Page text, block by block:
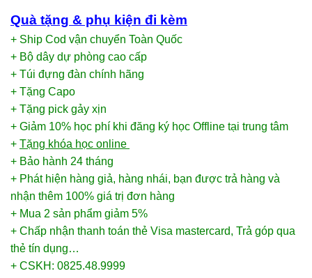
Quà tặng & phụ kiện đi kèm
+ Ship Cod vận chuyển Toàn Quốc
+ Bộ dây dự phòng cao cấp
+ Túi đựng đàn chính hãng
+ Tặng Capo
+ Tặng pick gảy xịn
+ Giảm 10% học phí khi đăng ký học Offline tại trung tâm
+ Tặng khóa học online
+ Bảo hành 24 tháng
+ Phát hiện hàng giả, hàng nhái, bạn được trả hàng và
nhận thêm 100% giá trị đơn hàng
+ Mua 2 sản phẩm giảm 5%
+ Chấp nhận thanh toán thẻ Visa mastercard, Trả góp qua
thẻ tín dụng…
+ CSKH: 0825.48.9999